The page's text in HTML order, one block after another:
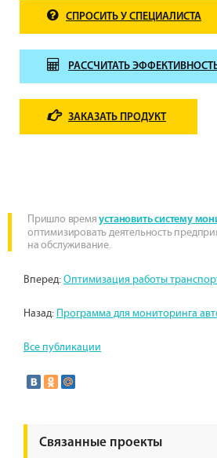
СПРОСИТЬ У СПЕЦИАЛИСТА
РАССЧИТАТЬ
ЗАКАЗАТЬ ПРОДУКТ
Пришло времяустановить систему
оптимизировать деятельность
на обслуживание.
Вперед:Оптимизация работы
Назад: Программа для мониторинга
Все публикации
Связанные проекты